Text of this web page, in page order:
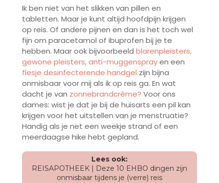
Ik ben niet van het slikken van pillen en
tabletten. Maar je kunt altijd hoofdpijn krijgen
op reis. Of andere pijnen en dan is het toch wel
fijn om paracetamol of ibuprofen bij je te
hebben. Maar ook bijvoorbeeld blarenpleisters,
gewone pleisters, anti-muggensprayen een
flesje desinfecterende handgel zijn bijna
onmisbaar voor mij als ik op reis ga. En wat
dacht je van zonnebrandcrème? Voor ons
dames: wist je dat je bij de huisarts een pil kan
krijgen voor het uitstellen van je menstruatie?
Handig als je net een weekje strand of een
meerdaagse hike hebt gepland.
Lees ook:
REISAPOTHEEK | Deze 10 EHBO dingen zijn
onmisbaar tijdens je (verre) reis